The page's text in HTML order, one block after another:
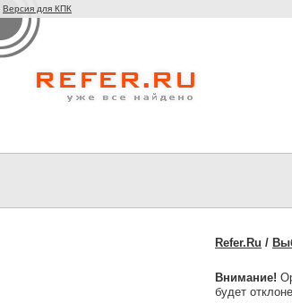
Версия для КПК
Refer.Ru /
Внимание!
будет